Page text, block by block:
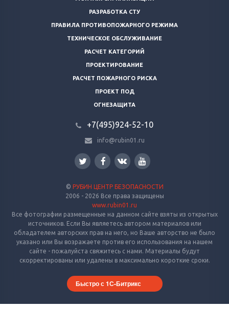
РАЗРАБОТКА СТУ
ПРАВИЛА ПРОТИВОПОЖАРНОГО РЕЖИМА
ТЕХНИЧЕСКОЕ ОБСЛУЖИВАНИЕ
РАСЧЕТ КАТЕГОРИЙ
ПРОЕКТИРОВАНИЕ
РАСЧЕТ ПОЖАРНОГО РИСКА
ПРОЕКТ ПОД
ОГНЕЗАЩИТА
+7(495)924-52-10
info@rubin01.ru
© РУБИН ЦЕНТР БЕЗОПАСНОСТИ
2006 - 2026 Все права защищены
www.rubin01.ru
Все фотографии размещенные на данном сайте взяты из открытых
источников. Если Вы являетесь автором материалов или
обладателем авторских прав на него, но Ваше авторство не было
указано или Вы возражаете против его использования на нашем
сайте - пожалуйста свяжитесь с нами. Материалы будут
скорректированы или удалены в максимально короткие сроки.
Быстро с 1С-Битрикс